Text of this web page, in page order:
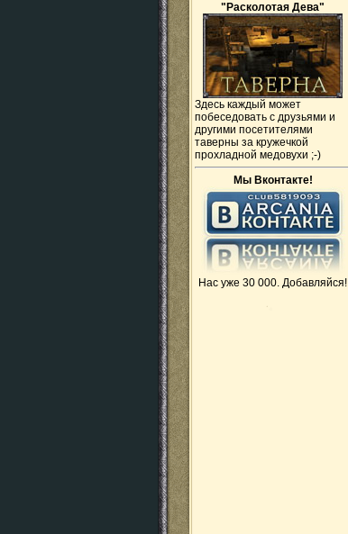
"Расколотая Дева"
Здесь каждый может
побеседовать с друзьями и
другими посетителями
таверны за кружечкой
прохладной медовухи ;-)
Мы Вконтакте!
Нас уже 30 000. Добавляйся!